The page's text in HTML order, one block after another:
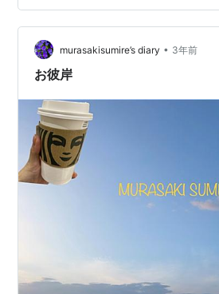
いミルクティーが好きな方はそのま
い気がして微糖にカスタムしました
なめに変更 ほう…
murasakisumire’s diary • 3年前
お彼岸